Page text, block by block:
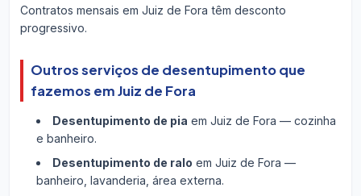
Contratos mensais em Juiz de Fora têm desconto
progressivo.
Outros serviços de desentupimento que
fazemos em Juiz de Fora
Desentupimento de pia em Juiz de Fora — cozinha
e banheiro.
Desentupimento de ralo em Juiz de Fora —
banheiro, lavanderia, área externa.